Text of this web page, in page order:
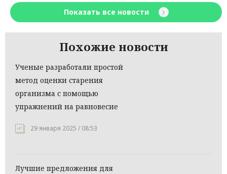
Показать все новости
Похожие новости
Ученые разработали простой
метод оценки старения
организма с помощью
упражнений на равновесие
29 января 2025 / 08:53
Лучшие предложения для